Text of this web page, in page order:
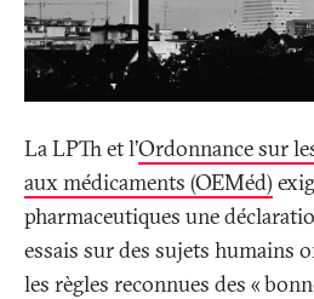
La LPTh et l’Ordonnance sur
aux médicaments (OEMéd)
pharmaceutiques une
essais sur des sujets humains
les règles reconnues des «